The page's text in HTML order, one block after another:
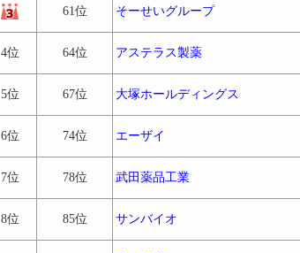
61位 そーせいグループ
4位 64位 アステラス製薬
5位 67位 大塚ホールディングス
6位 74位 エーザイ
7位 78位 武田薬品工業
8位 85位 サンバイオ